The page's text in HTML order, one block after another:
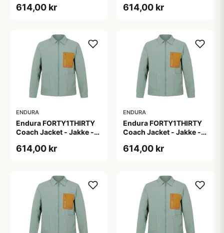
614,00 kr 614,00 kr
ENDURA
Endura FORTY1THIRTY
Coach Jacket - Jakke -
614,00 kr
ENDURA
Endura FORTY1THIRTY
Coach Jacket - Jakke -
614,00 kr